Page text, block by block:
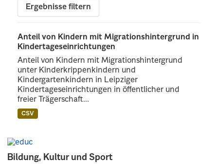
Bildung, Kultur und Sport
Ergebnisse filtern
Anteil von Kindern mit Migrationshintergrund in
Kindertageseinrichtungen
Anteil von Kindern mit Migrationshintergrund
unter Kinderkrippenkindern und
Kindergartenkindern in Leipziger
Kindertageseinrichtungen in öffentlicher und
freier Trägerschaft...
CSV